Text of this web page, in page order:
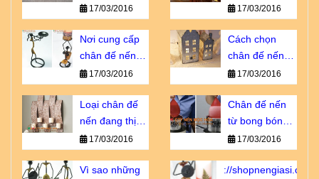
bạn không thể
bỏ qua
17/03/2016
hương dịu êm
17/03/2016
Nơi cung cấp
chân đế nến
giá sỉ chiết
khấu cao
17/03/2016
Cách chọn
chân đế nến
tôn vinh vẻ đẹp
nội thất
17/03/2016
Loại chân đế
nến đang thịnh
hành số 1 tại
Châu u
17/03/2016
Chân đế nến
từ bong bóng -
sao lại không?
17/03/2016
Vì sao những
://